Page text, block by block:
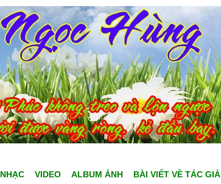
NHẠC VIDEO ALBUM ẢNH BÀI VIẾT VỀ TÁC GIẢ